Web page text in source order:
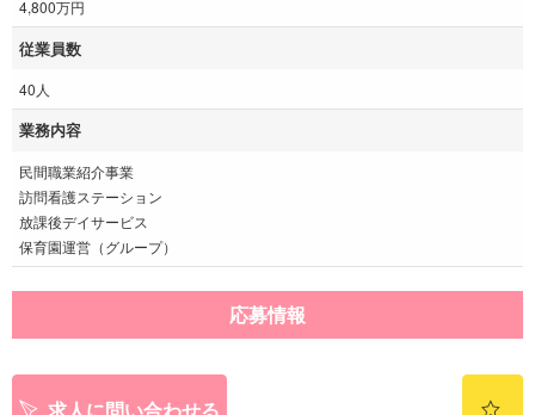
4,800万円
従業員数
40人
業務内容
民間職業紹介事業
訪問看護ステーション
放課後デイサービス
保育園運営（グループ）
応募情報
求人に問い合わせる